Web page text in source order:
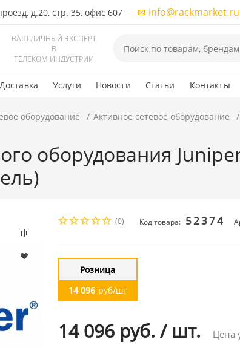
д.20, стр. 35, офис 607 info@rackmarket.ru
ВАШ ЛИЧНЫЙ ЭКСПЕРТ
В
ТЕЛЕКОМ ИНДУСТРИИ
Доставка Услуги Новости Статьи Контакты
оборудование Активное сетевое оборудование
оборудования
(0) Код товара: 52374
Розница
14 096 руб/шт
14 096 руб. / шт. Цена